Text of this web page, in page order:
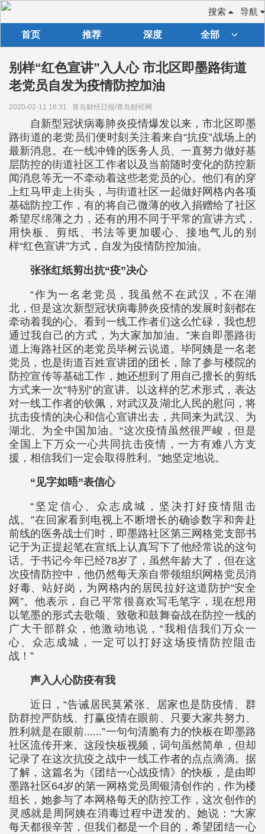
导航
搜索
首页 推荐 深度 全部
别样“红色宣讲”入人心 市北区即墨路街道
老党员自发为疫情防控加油
2020-02-11 16:31 青岛财经日报/青岛财经网
自新型冠状病毒肺炎疫情爆发以来，市北区即墨
路街道的老党员们便时刻关注着来自“抗疫”战场上的
最新消息。在一线冲锋的医务人员、一直努力做好基
层防控的街道社区工作者以及当前随时变化的防控新
闻消息等无一不牵动着这些老党员的心。他们有的穿
上红马甲走上街头，与街道社区一起做好网格内各项
基础防控工作，有的将自己微薄的收入捐赠给了社区
希望尽绵薄之力，还有的用不同于平常的宣讲方式，
用快板、剪纸、书法等更加暖心、接地气儿的别
样“红色宣讲”方式，自发为疫情防控加油。
张张红纸剪出抗“疫”决心
“作为一名老党员，我虽然不在武汉，不在湖
北，但是这次新型冠状病毒肺炎疫情的发展时刻都在
牵动着我的心。看到一线工作者们这么忙碌，我也想
通过我自己的方式，为大家加加油。”来自即墨路街
道上海路社区的老党员毕树云说道。毕阿姨是一名老
党员，也是街道百姓宣讲团的团长，除了参与楼院的
防控宣传等基础工作，她还想到了用自己擅长的剪纸
方式来一次“特别”的宣讲。以这样的艺术形式，表达
对一线工作者的钦佩，对武汉及湖北人民的慰问，将
抗击疫情的决心和信心宣讲出去，共同来为武汉、为
湖北、为全中国加油。“这次疫情虽然很严峻，但是
全国上下万众一心共同抗击疫情，一方有难八方支
援，相信我们一定会取得胜利。”她坚定地说。
“见字如晤”表信心
“坚定信心、众志成城，坚决打好疫情阻击
战。”在回家看到电视上不断增长的确诊数字和奔赴
前线的医务战士们时，即墨路社区第三网格党支部书
记于为正提起笔在宣纸上认真写下了他经常说的这句
话。于书记今年已经78岁了，虽然年龄大了，但在这
次疫情防控中，他仍然每天亲自带领组织网格党员消
好毒、站好岗，为网格内的居民拉好这道防护“安全
网”。他表示，自己平常很喜欢写毛笔字，现在想用
以笔墨的形式去歌颂、致敬和鼓舞奋战在防控一线的
广大干部群众，他激动地说，“我相信我们万众一
心、众志成城，一定可以打好这场疫情防控阻击
战！”
声入人心防疫有我
近日，“告诫居民莫紧张、居家也是防疫情、群
防群控严防线、打赢疫情在眼前、只要大家共努力、
胜利就是在眼前......”一句句清脆有力的快板在即墨路
社区流传开来。这段快板视频，词句虽然简单，但却
记录了在这次抗疫之战中一线工作者的点点滴滴。据
了解，这篇名为《团结一心战疫情》的快板，是由即
墨路社区64岁的第一网格党员周银清创作的，作为楼
组长，她参与了本网格每天的防控工作，这次创作的
灵感就是周阿姨在消毒过程中迸发的。她说：“大家
每天都很辛苦，但我们都是一个目的，希望团结一心